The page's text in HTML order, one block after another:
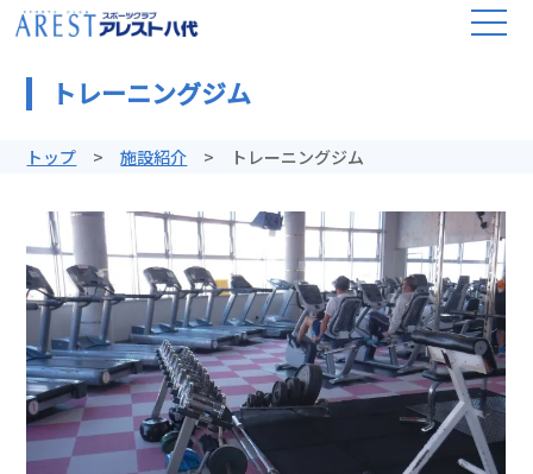
トレーニングジム
トップ 施設紹介 トレーニングジム